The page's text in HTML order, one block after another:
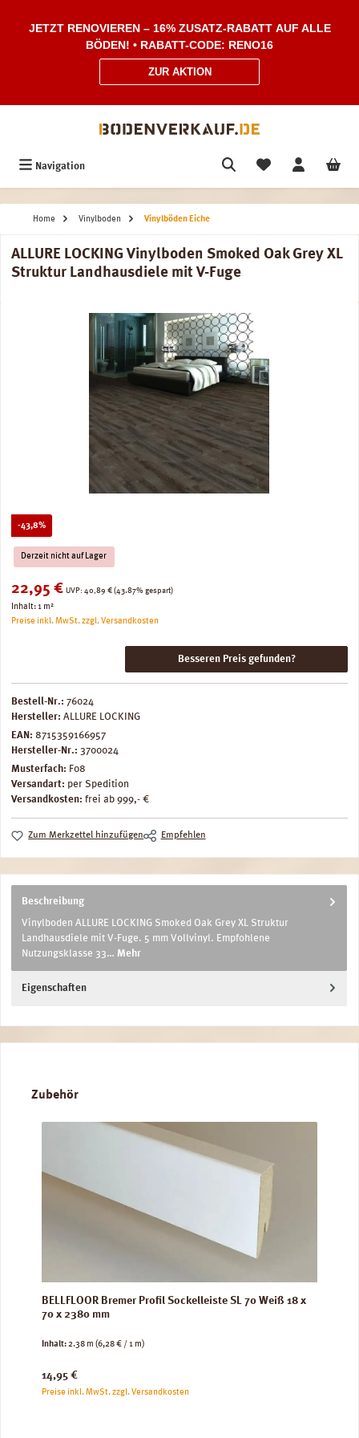
JETZT RENOVIEREN – 16% ZUSATZ-RABATT AUF ALLE
BÖDEN! • RABATT-CODE: RENO16
ZUR AKTION
Navigation
Home Vinylboden Vinylböden Eiche
ALLURE LOCKING Vinylboden Smoked Oak Grey XL
Struktur Landhausdiele mit V-Fuge
Bildergalerie überspringen
-43,8%Rabatt
Derzeit nicht auf Lager
Verkaufspreis:
22,95 € UVP: Regulärer Preis:
40,89 € (43.87% gespart)
Inhalt:1 m²
Preise inkl. MwSt. zzgl. Versandkosten
Besseren Preis gefunden?
Bestell-Nr.: 76024
Hersteller: ALLURE LOCKING
EAN: 8715359166957
Hersteller-Nr.: 3700024
Musterfach: F08
Versandart: per Spedition
Versandkosten: frei ab 999,- €
Zum Merkzettel hinzufügen Empfehlen
Beschreibung
Vinylboden ALLURE LOCKING Smoked Oak Grey XL Struktur
Landhausdiele mit V-Fuge. 5 mm Vollvinyl. Empfohlene
Nutzungsklasse 33… Mehr
Eigenschaften
Produktgalerie überspringen
Zubehör
BELLFLOOR Bremer Profil Sockelleiste SL 70 Weiß 18 x
70 x 2380 mm
Inhalt:2.38 m (6,28 € / 1 m)
Regulärer Preis:
14,95 €
Preise inkl. MwSt. zzgl. Versandkosten